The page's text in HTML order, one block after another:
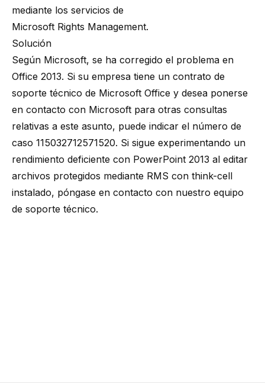
mediante los servicios de
Microsoft Rights Management.
Solución
Según Microsoft, se ha corregido el problema en
Office 2013. Si su empresa tiene un contrato de
soporte técnico de Microsoft Office y desea ponerse
en contacto con Microsoft para otras consultas
relativas a este asunto, puede indicar el número de
caso 115032712571520. Si sigue experimentando un
rendimiento deficiente con PowerPoint 2013 al editar
archivos protegidos mediante RMS con think-cell
instalado, póngase en contacto con nuestro equipo
de soporte técnico.